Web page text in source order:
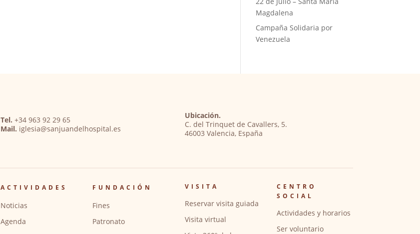
Magdalena
Campaña Solidaria por
Venezuela
Tel. +34 963 92 29 65
Mail. iglesia@sanjuandelhospital.es
Ubicación.
C. del Trinquet de Cavallers, 5.
46003 Valencia, España
ACTIVIDADES
Noticias
Agenda
FUNDACIÓN
Fines
Patronato
VISITA
Reservar visita guiada
Visita virtual
CENTRO
SOCIAL
Actividades y horarios
Ser voluntario